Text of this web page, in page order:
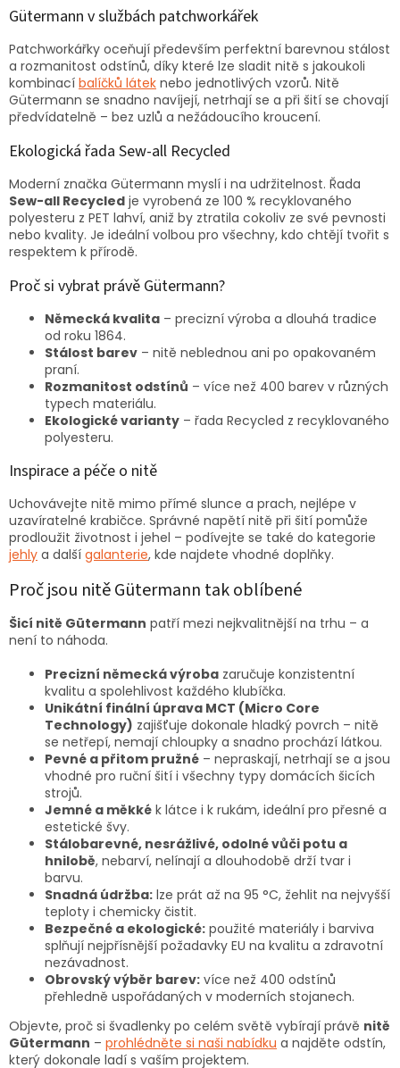
Gütermann v službách patchworkářek
Patchworkářky oceňují především perfektní barevnou stálost
a rozmanitost odstínů, díky které lze sladit nitě s jakoukoli
kombinací balíčků látek nebo jednotlivých vzorů. Nitě
Gütermann se snadno navíjejí, netrhají se a při šití se chovají
předvídatelně – bez uzlů a nežádoucího kroucení.
Ekologická řada Sew-all Recycled
Moderní značka Gütermann myslí i na udržitelnost. Řada
Sew-all Recycled je vyrobená ze 100 % recyklovaného
polyesteru z PET lahví, aniž by ztratila cokoliv ze své pevnosti
nebo kvality. Je ideální volbou pro všechny, kdo chtějí tvořit s
respektem k přírodě.
Proč si vybrat právě Gütermann?
Německá kvalita – precizní výroba a dlouhá tradice
od roku 1864.
Stálost barev – nitě neblednou ani po opakovaném
praní.
Rozmanitost odstínů – více než 400 barev v různých
typech materiálu.
Ekologické varianty – řada Recycled z recyklovaného
polyesteru.
Inspirace a péče o nitě
Uchovávejte nitě mimo přímé slunce a prach, nejlépe v
uzavíratelné krabičce. Správné napětí nitě při šití pomůže
prodloužit životnost i jehel – podívejte se také do kategorie
jehly a další galanterie, kde najdete vhodné doplňky.
Proč jsou nitě Gütermann tak oblíbené
Šicí nitě Gütermann patří mezi nejkvalitnější na trhu – a
není to náhoda.
Precizní německá výroba zaručuje konzistentní
kvalitu a spolehlivost každého klubíčka.
Unikátní finální úprava MCT (Micro Core
Technology) zajišťuje dokonale hladký povrch – nitě
se netřepí, nemají chloupky a snadno prochází látkou.
Pevné a přitom pružné – nepraskají, netrhají se a jsou
vhodné pro ruční šití i všechny typy domácích šicích
strojů.
Jemné a měkké k látce i k rukám, ideální pro přesné a
estetické švy.
Stálobarevné, nesrážlivé, odolné vůči potu a
hnilobě, nebarví, nelínají a dlouhodobě drží tvar i
barvu.
Snadná údržba: lze prát až na 95 °C, žehlit na nejvyšší
teploty i chemicky čistit.
Bezpečné a ekologické: použité materiály i barviva
splňují nejpřísnější požadavky EU na kvalitu a zdravotní
nezávadnost.
Obrovský výběr barev: více než 400 odstínů
přehledně uspořádaných v moderních stojanech.
Objevte, proč si švadlenky po celém světě vybírají právě nitě
Gütermann – prohlédněte si naši nabídku a najděte odstín,
který dokonale ladí s vaším projektem.